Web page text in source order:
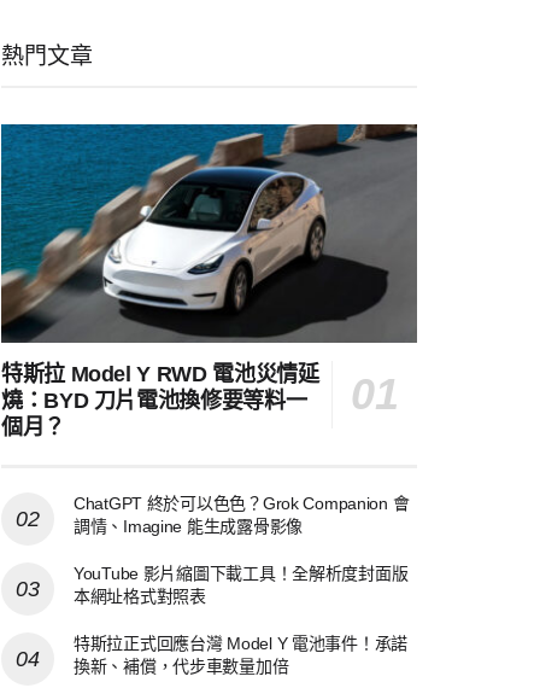
熱門文章
特斯拉 Model Y RWD 電池災情延
燒：BYD 刀片電池換修要等料一
個月？
ChatGPT 終於可以色色？Grok Companion 會
調情、Imagine 能生成露骨影像
YouTube 影片縮圖下載工具！全解析度封面版
本網址格式對照表
特斯拉正式回應台灣 Model Y 電池事件！承諾
換新、補償，代步車數量加倍